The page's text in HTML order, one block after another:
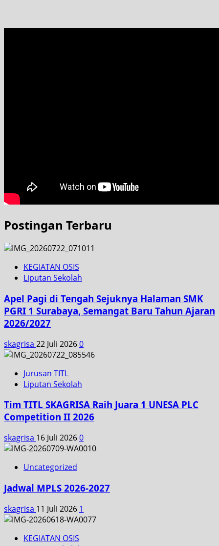
Postingan Terbaru
KEGIATAN OSIS
Liputan Sekolah
Apel Pagi di Tengah Sejuknya Halaman SMK
PGRI 1 Surabaya, Semangat Baru Tahun Ajaran
2026/2027
skagrisa 22 Juli 20260
Jurusan TITL
Liputan Sekolah
Tim TITL SKAGRISA Raih Juara 1 UNESA PLC
Competition II 2026
skagrisa 16 Juli 20260
Uncategorized
Jadwal MPLS 2026-2027
skagrisa 11 Juli 2026 1
KEGIATAN OSIS